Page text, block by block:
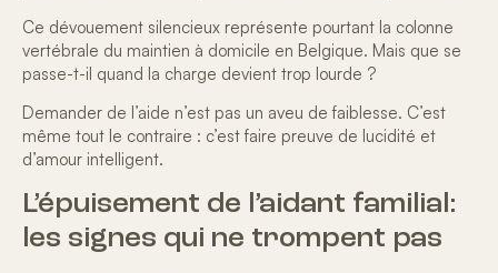
Ce dévouement silencieux représente pourtant la colonne
vertébrale du maintien à domicile en Belgique. Mais que se
passe-t-il quand la charge devient trop lourde ?
Demander de l’aide n’est pas un aveu de faiblesse. C’est
même tout le contraire : c’est faire preuve de lucidité et
d’amour intelligent.
L’épuisement de l’aidant familial:
les signes qui ne trompent pas